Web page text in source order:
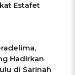
Estafet
Hadirkan
di Sarinah